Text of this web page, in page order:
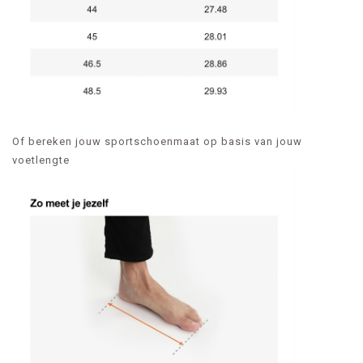
Of bereken jouw sportschoenmaat op basis van jouw
voetlengte